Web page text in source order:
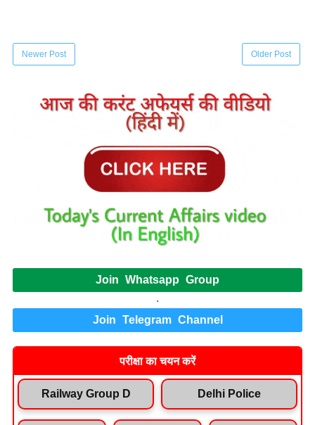
Newer Post Older Post
Join Whatsapp Group
.
Join Telegram Channel
परीक्षा का चयन करें
Railway Group D Delhi Police